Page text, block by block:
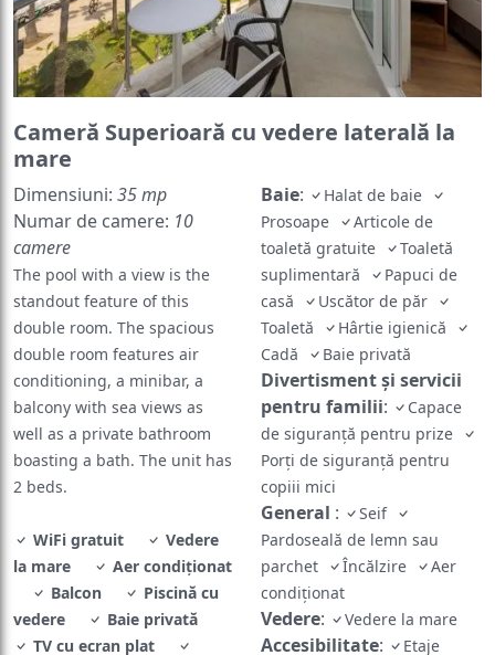
Cameră Superioară cu vedere laterală la
mare
Dimensiuni: 35 mp
Numar de camere: 10
camere
The pool with a view is the
standout feature of this
double room. The spacious
double room features air
conditioning, a minibar, a
balcony with sea views as
well as a private bathroom
boasting a bath. The unit has
2 beds.
WiFi gratuit
Vedere
la mare
Aer condiţionat
Balcon
Piscină cu
vedere
Baie privată
TV cu ecran plat
Baie:
Halat de baie
Prosoape
Articole de
toaletă gratuite
Toaletă
suplimentară
Papuci de
casă
Uscător de păr
Toaletă
Hârtie igienică
Cadă
Baie privată
Divertisment și servicii
pentru familii:
Capace
de siguranță pentru prize
Porți de siguranță pentru
copiii mici
General :
Seif
Pardoseală de lemn sau
parchet
Încălzire
Aer
condiţionat
Vedere: Vedere la mare
Accesibilitate: Etaje